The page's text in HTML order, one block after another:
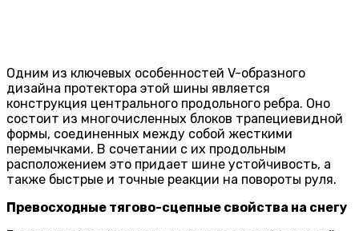
Одним из ключевых особенностей V-образного
дизайна протектора этой шины является
конструкция центрального продольного ребра. Оно
состоит из многочисленных блоков трапециевидной
формы, соединенных между собой жесткими
перемычками. В сочетании с их продольным
расположением это придает шине устойчивость, а
также быстрые и точные реакции на повороты руля.
Превосходные тягово-сцепные свойства на снегу